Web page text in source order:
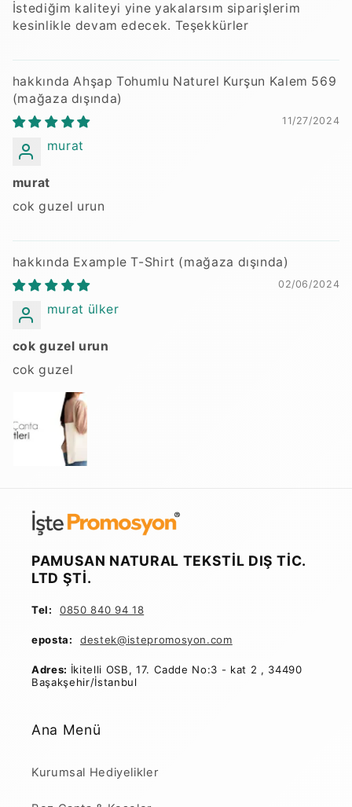
İstediğim kaliteyi yine yakalarsım siparişlerim
kesinlikle devam edecek. Teşekkürler
Ahşap Tohumlu Naturel Kurşun Kalem 569
11/27/2024
murat
murat
cok guzel urun
Example T-Shirt
02/06/2024
murat ülker
cok guzel urun
cok guzel
PAMUSAN NATURAL TEKSTİL DIŞ TİC.
LTD ŞTİ.
Tel: 0850 840 94 18
eposta: destek@istepromosyon.com
Adres: İkitelli OSB, 17. Cadde No:3 - kat 2 , 34490
Başakşehir/İstanbul
Ana Menü
Kurumsal Hediyelikler